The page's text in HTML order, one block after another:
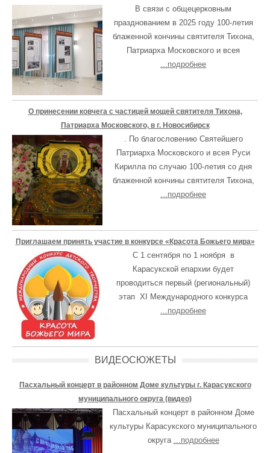
В связи с общецерковным
празднованием в 2025 году 100-летия
блаженной кончины святителя Тихона,
Патриарха Московского и всея
...подробнее
О принесении ковчега с частицей мощей святителя Тихона,
Патриарха Московского, в г. Новосибирск
. По благословению Святейшего
Патриарха Московского и всея Руси
Кирилла по случаю 100-летия со дня
блаженной кончины святителя Тихона,
...подробнее
Приглашаем принять участие в конкурсе «Красота Божьего мира»
С 1 сентября по 1 ноября в
Карасукской епархии будет
проводиться первый (региональный)
этап XI Международного конкурса
...подробнее
ВИДЕОСЮЖЕТЫ
Пасхальный концерт в районном Доме культуры г. Карасукского
муниципального округа (видео)
Пасхальный концерт в районном Доме
культуры Карасукского муниципального
округа ...подробнее